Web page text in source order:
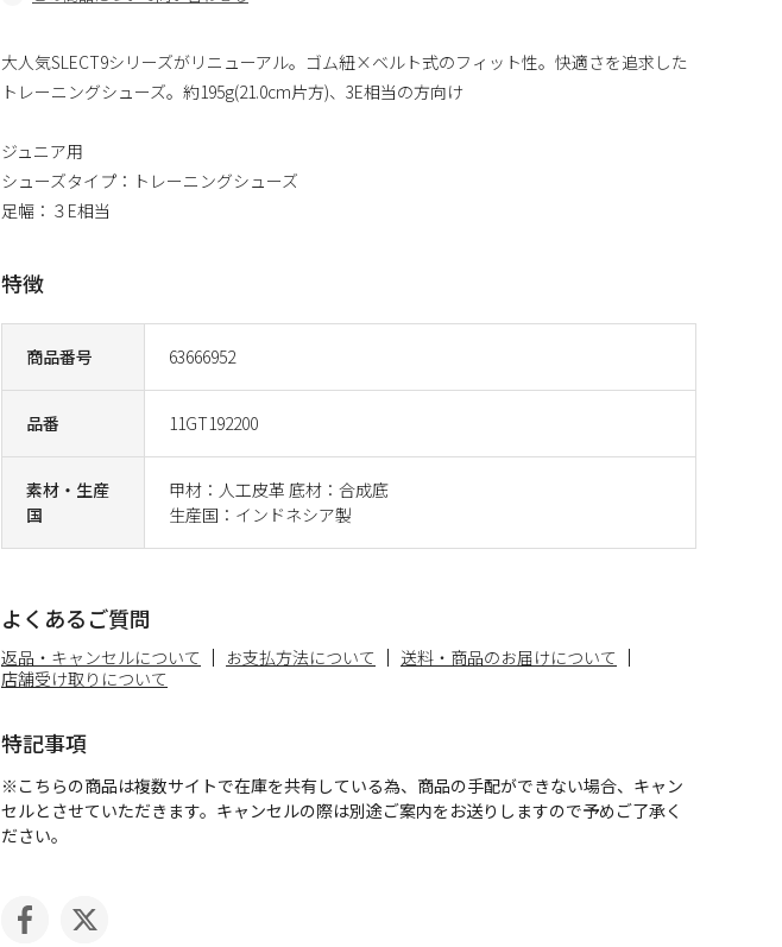
商品番号 63666952
品番 11GT192200
素材・生産
国
甲材：人工皮革 底材：合成底
生産国：インドネシア製
大人気SLECT9シリーズがリニューアル。ゴム紐×ベルト式のフィット性。快適さを追求した
トレーニングシューズ。約195g(21.0cm片方)、3E相当の方向け
ジュニア用
シューズタイプ：トレーニングシューズ
足幅：３E相当
特徴
よくあるご質問
返品・キャンセルについて お支払方法について
送料・商品のお届けについて
店舗受け取りについて
特記事項
※こちらの商品は複数サイトで在庫を共有している為、商品の手配ができない場合、キャン
セルとさせていただきます。キャンセルの際は別途ご案内をお送りしますので予めご了承く
ださい。